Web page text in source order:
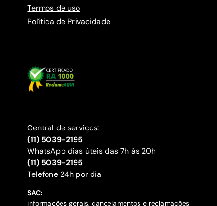
Termos de uso
Política de Privacidade
Central de serviços:
(11) 5039-2195
WhatsApp dias úteis das 7h às 20h
(11) 5039-2195
‍Telefone 24h por dia
SAC:
informações gerais, cancelamentos e reclamações